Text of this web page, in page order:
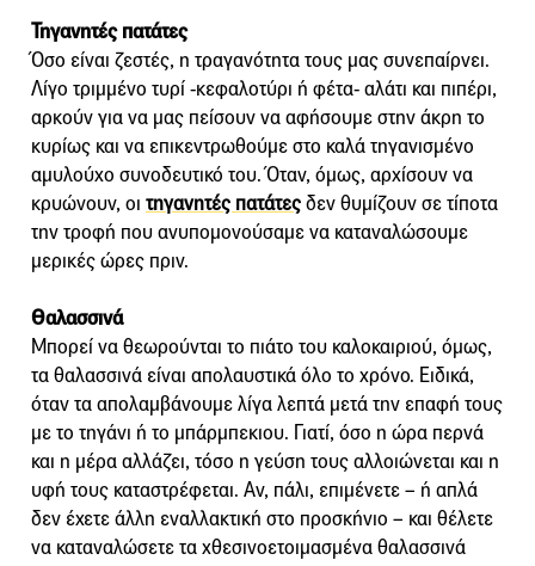
Τηγανητές πατάτες
Όσο είναι ζεστές, η τραγανότητα τους μας συνεπαίρνει.
Λίγο τριμμένο τυρί -κεφαλοτύρι ή φέτα- αλάτι και πιπέρι,
αρκούν για να μας πείσουν να αφήσουμε στην άκρη το
κυρίως και να επικεντρωθούμε στο καλά τηγανισμένο
αμυλούχο συνοδευτικό του. Όταν, όμως, αρχίσουν να
κρυώνουν, οι τηγανητές πατάτεςδεν θυμίζουν σε τίποτα
την τροφή που ανυπομονούσαμε να καταναλώσουμε
μερικές ώρες πριν.
Θαλασσινά
Μπορεί να θεωρούνται το πιάτο του καλοκαιριού, όμως,
τα θαλασσινά είναι απολαυστικά όλο το χρόνο. Ειδικά,
όταν τα απολαμβάνουμε λίγα λεπτά μετά την επαφή τους
με το τηγάνι ή το μπάρμπεκιου. Γιατί, όσο η ώρα περνά
και η μέρα αλλάζει, τόσο η γεύση τους αλλοιώνεται και η
υφή τους καταστρέφεται. Αν, πάλι, επιμένετε – ή απλά
δεν έχετε άλλη εναλλακτική στο προσκήνιο – και θέλετε
να καταναλώσετε τα χθεσινοετοιμασμένα θαλασσινά